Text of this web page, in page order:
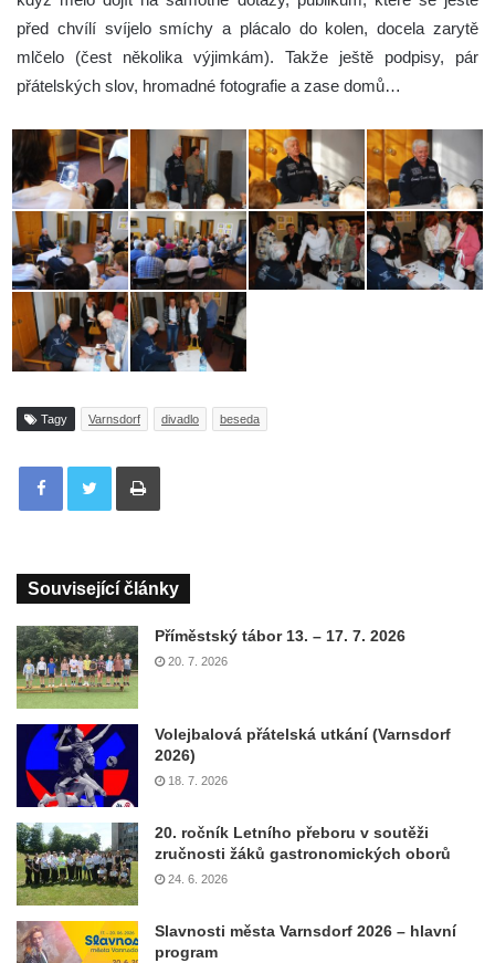
před chvílí svíjelo smíchy a plácalo do kolen, docela zarytě
mlčelo (čest několika výjimkám). Takže ještě podpisy, pár
přátelských slov, hromadné fotografie a zase domů…
Tagy Varnsdorf divadlo beseda
Tisknout
Související články
Příměstský tábor 13. – 17. 7. 2026
20. 7. 2026
Volejbalová přátelská utkání (Varnsdorf
2026)
18. 7. 2026
20. ročník Letního přeboru v soutěži
zručnosti žáků gastronomických oborů
24. 6. 2026
Slavnosti města Varnsdorf 2026 – hlavní
program